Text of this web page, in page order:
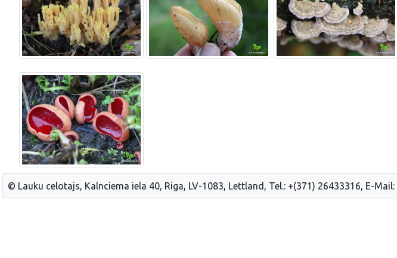
© Lauku celotajs, Kalnciema iela 40, Riga, LV-1083, Lettland, Tel.: +(371) 26433316, E-Mail: